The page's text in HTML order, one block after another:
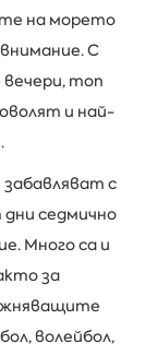
на морето
С
топ
и най-
забавляват с
седмично
Много са и
за
волейбол,